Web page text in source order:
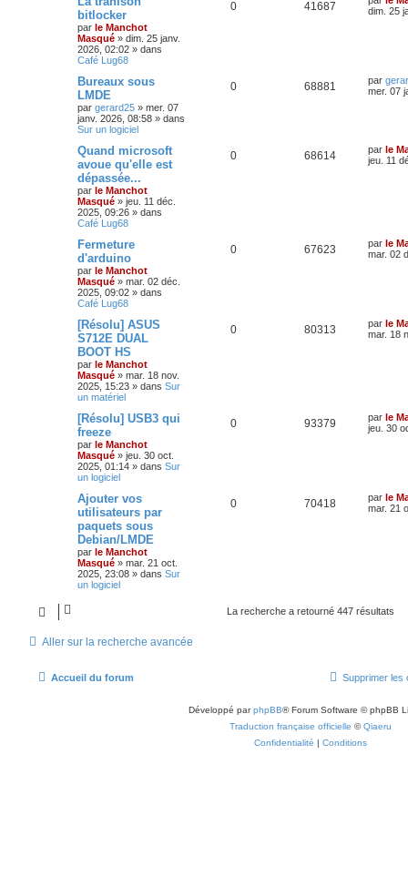
bitlocker
par le Manchot
Masqué » dim. 25 janv.
2026, 02:02 » dans
Café Lug68
0 41687
dim. 25
Bureaux sous
LMDE
par gerard25 » mer. 07
janv. 2026, 08:58 » dans
Sur un logiciel
0 68881 par
mer. 07
Quand microsoft
avoue qu'elle est
dépassée...
par le Manchot
Masqué » jeu. 11 déc.
2025, 09:26 » dans
Café Lug68
0 68614 par le
jeu. 11
Fermeture
d'arduino
par le Manchot
Masqué » mar. 02 déc.
2025, 09:02 » dans
Café Lug68
0 67623 par le
mar. 02
[Résolu] ASUS
S712E DUAL
BOOT HS
par le Manchot
Masqué » mar. 18 nov.
2025, 15:23 » dans Sur
un matériel
0 80313 par le
mar. 18
[Résolu] USB3 qui
freeze
par le Manchot
Masqué » jeu. 30 oct.
2025, 01:14 » dans Sur
un logiciel
0 93379 par le
jeu. 30
Ajouter vos
utilisateurs par
paquets sous
Debian/LMDE
par le Manchot
Masqué » mar. 21 oct.
2025, 23:08 » dans Sur
un logiciel
0 70418 par le
mar. 21
La recherche a retourné 447 résultats
Aller sur la recherche avancée
Accueil du forum Supprimer les
Développé parphpBB® Forum Software © phpBB
Traduction française officielle ©Qiaeru
Confidentialité | Conditions